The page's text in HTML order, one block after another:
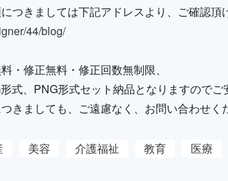
つきましては下記アドレスより、ご確認頂
44/blog/
・修正無料・修正回数無制限、
式、PNG形式セット納品となりますのでご
きましても、ご遠慮なく、お問い合わせく
美容 介護福祉 教育 医療